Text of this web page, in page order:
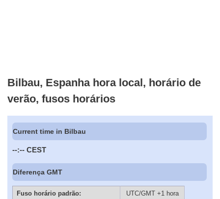
Bilbau, Espanha hora local, horário de
verão, fusos horários
Current time in Bilbau
--:-- CEST
Diferença GMT
Fuso horário padrão:
UTC/GMT +1 hora